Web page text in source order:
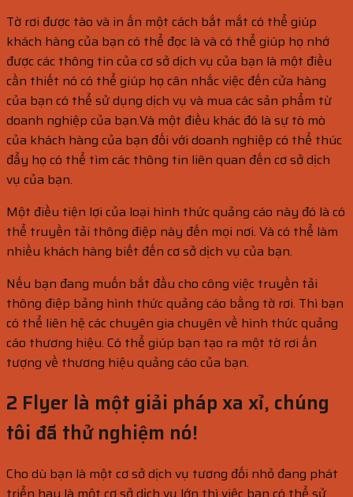
Tờ rơi được tào và in ấn một cách bắt mắt có thể giúp
khách hàng của bạn có thể đọc là và có thể giúp họ nhớ
được các thông tin của cơ sở dịch vụ của bạn là một điều
cần thiết nó có thể giúp họ cân nhắc việc đến cửa hàng
của bạn có thể sử dụng dịch vụ và mua các sản phẩm từ
doanh nghiệp của bạn.Và một điều khác đó là sự tò mò
của khách hàng của bạn đối với doanh nghiệp có thể thúc
đẩy họ có thể tìm các thông tin liên quan đến cơ sở dịch
vụ của bạn.
Một điều tiện lợi của loại hình thức quảng cáo này đó là có
thể truyền tải thông điệp này đến mọi nơi. Và có thể làm
nhiều khách hàng biết đến cơ sở dịch vụ của bạn.
Nếu bạn đang muốn bắt đầu cho công việc truyền tải
thông điệp bảng hình thức quảng cáo bằng tờ rơi. Thì bạn
có thể liên hệ các chuyên gia chuyên về hình thức quảng
cáo thương hiệu. Có thể giúp bạn tạo ra một tờ rơi ấn
tượng về thương hiệu quảng cáo của bạn.
2 Flyer là một giải pháp xa xỉ, chúng
tôi đã thử nghiệm nó!
Cho dù bạn là một cơ sở dịch vụ tương đối nhỏ đang phát